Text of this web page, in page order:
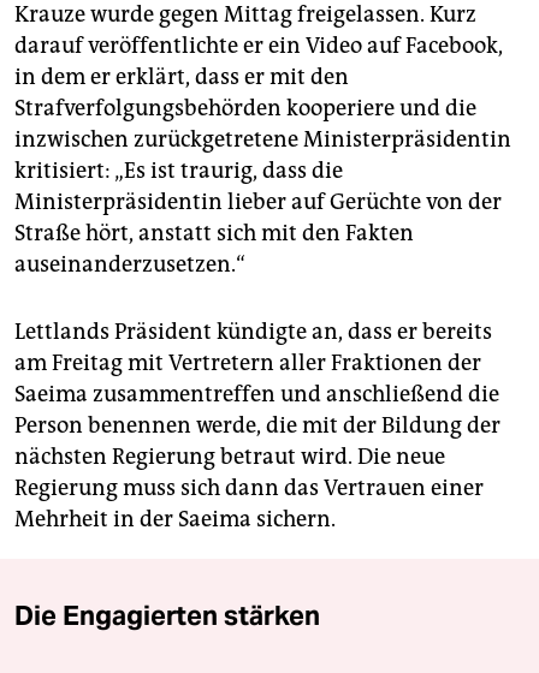
Krauze wurde gegen Mittag freigelassen. Kurz
darauf veröffentlichte er ein Video auf Facebook,
in dem er erklärt, dass er mit den
Strafverfolgungsbehörden kooperiere und die
inzwischen zurückgetretene Ministerpräsidentin
kritisiert: „Es ist traurig, dass die
Ministerpräsidentin lieber auf Gerüchte von der
Straße hört, anstatt sich mit den Fakten
auseinanderzusetzen.“
Lettlands Präsident kündigte an, dass er bereits
am Freitag mit Vertretern aller Fraktionen der
Saeima zusammentreffen und anschließend die
Person benennen werde, die mit der Bildung der
nächsten Regierung betraut wird. Die neue
Regierung muss sich dann das Vertrauen einer
Mehrheit in der Saeima sichern.
Die Engagierten stärken